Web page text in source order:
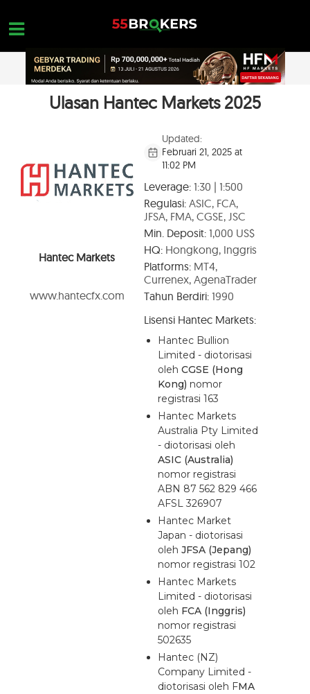
content
EDUKASI FOREX
BUKA AKUN GRATIS
Ulasan Hantec Markets 2025
Hantec Markets
www.hantecfx.com
Updated:
Februari 21, 2025 at
11:02 PM
Leverage:1:30 | 1:500
Regulasi:ASIC, FCA,
JFSA, FMA, CGSE, JSC
Min. Deposit:1,000 US$
HQ:Hongkong, Inggris
Platforms:MT4,
Currenex, AgenaTrader
Tahun Berdiri:1990
Lisensi Hantec Markets:
Hantec Bullion
Limited - diotorisasi
oleh CGSE (Hong
Kong) nomor
registrasi 163
Hantec Markets
Australia Pty Limited
- diotorisasi oleh
ASIC (Australia)
nomor registrasi
ABN 87 562 829 466
AFSL 326907
Hantec Market
Japan - diotorisasi
oleh JFSA (Jepang)
nomor registrasi 102
Hantec Markets
Limited - diotorisasi
oleh FCA (Inggris)
nomor registrasi
502635
Hantec (NZ)
Company Limited -
diotorisasi oleh FMA